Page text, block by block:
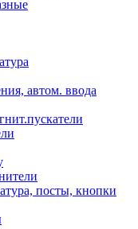
автом. ввода
посты, кнопки